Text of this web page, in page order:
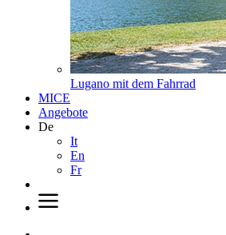
Lugano mit dem Fahrrad
MICE
Angebote
De
It
En
Fr